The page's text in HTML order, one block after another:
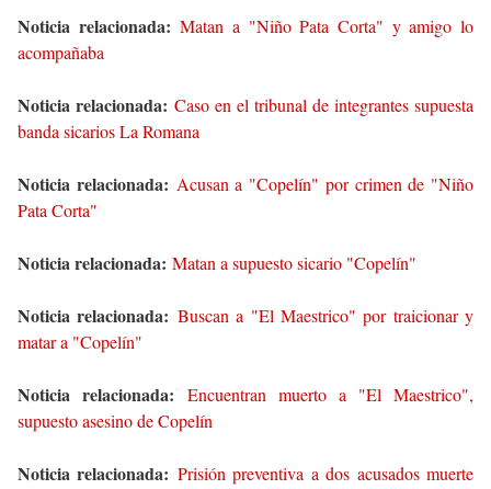
Noticia relacionada: Matan a "Niño Pata Corta" y amigo lo
acompañaba
Noticia relacionada: Caso en el tribunal de integrantes supuesta
banda sicarios La Romana
Noticia relacionada: Acusan a "Copelín" por crimen de "Niño
Pata Corta"
Noticia relacionada: Matan a supuesto sicario "Copelín"
Noticia relacionada: Buscan a "El Maestrico" por traicionar y
matar a "Copelín"
Noticia relacionada: Encuentran muerto a "El Maestrico",
supuesto asesino de Copelín
Noticia relacionada: Prisión preventiva a dos acusados muerte